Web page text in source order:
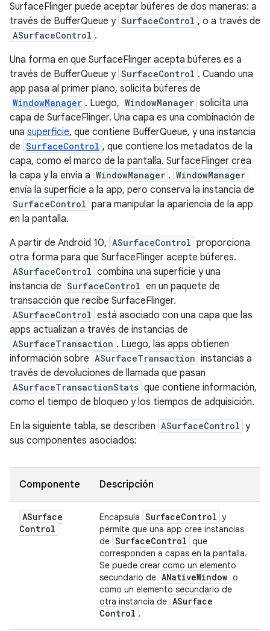
SurfaceFlinger puede aceptar búferes de dos maneras: a
través de BufferQueue y SurfaceControl , o a través de
ASurfaceControl .
Una forma en que SurfaceFlinger acepta búferes es a
través de BufferQueue y SurfaceControl . Cuando una
app pasa al primer plano, solicita búferes de
WindowManager . Luego, WindowManager solicita una
capa de SurfaceFlinger. Una capa es una combinación de
una superficie, que contiene BufferQueue, y una instancia
de SurfaceControl , que contiene los metadatos de la
capa, como el marco de la pantalla. SurfaceFlinger crea
la capa y la envía a WindowManager . WindowManager
envía la superficie a la app, pero conserva la instancia de
SurfaceControl para manipular la apariencia de la app
en la pantalla.
A partir de Android 10, ASurfaceControl proporciona
otra forma para que SurfaceFlinger acepte búferes.
ASurfaceControl combina una superficie y una
instancia de SurfaceControl en un paquete de
transacción que recibe SurfaceFlinger.
ASurfaceControl está asociado con una capa que las
apps actualizan a través de instancias de
ASurfaceTransaction . Luego, las apps obtienen
información sobre ASurfaceTransaction instancias a
través de devoluciones de llamada que pasan
ASurfaceTransactionStats que contiene información,
como el tiempo de bloqueo y los tiempos de adquisición.
En la siguiente tabla, se describen ASurfaceControl y
sus componentes asociados:
Componente Descripción
ASurface
Control
Encapsula SurfaceControl y
permite que una app cree instancias
de SurfaceControl que
corresponden a capas en la pantalla.
Se puede crear como un elemento
secundario de ANativeWindow o
como un elemento secundario de
otra instancia de ASurface
Control .